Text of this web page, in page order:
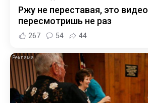
Ржу не переставая, это видео
пересмотришь не раз
267 54 44